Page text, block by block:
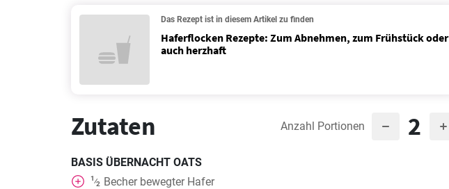
Das Rezept ist in diesem Artikel zu finden
Haferflocken Rezepte: Zum Abnehmen, zum Frühstück oder
auch herzhaft
Zutaten Anzahl Portionen 2
BASIS ÜBERNACHT OATS
1⁄2 Becher bewegter Hafer